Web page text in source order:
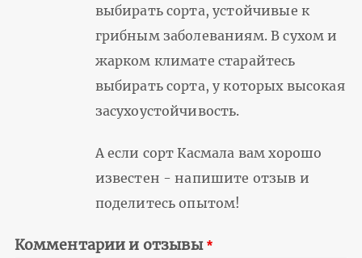
выбирать сорта, устойчивые к
грибным заболеваниям. В сухом и
жарком климате старайтесь
выбирать сорта, у которых высокая
засухоустойчивость.
А если сорт Касмала вам хорошо
известен - напишите отзыв и
поделитесь опытом!
Комментарии и отзывы